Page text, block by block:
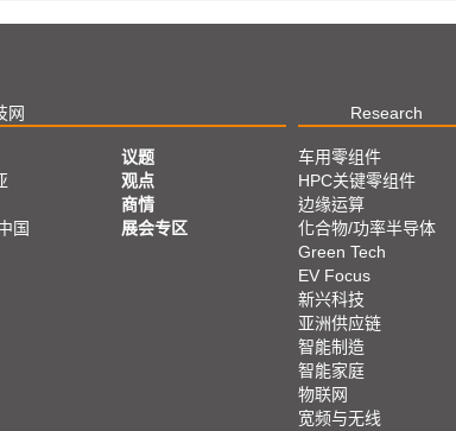
网 Research
国
议题
观点
商情
展会专区
车用零组件
HPC关键零组件
边缘运算
化合物/功率半导体
Green Tech
EV Focus
新兴科技
亚洲供应链
智能制造
智能家庭
物联网
宽频与无线